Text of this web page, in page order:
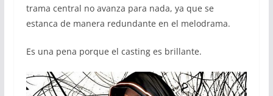
trama central no avanza para nada, ya que se
estanca de manera redundante en el melodrama.
Es una pena porque el casting es brillante.